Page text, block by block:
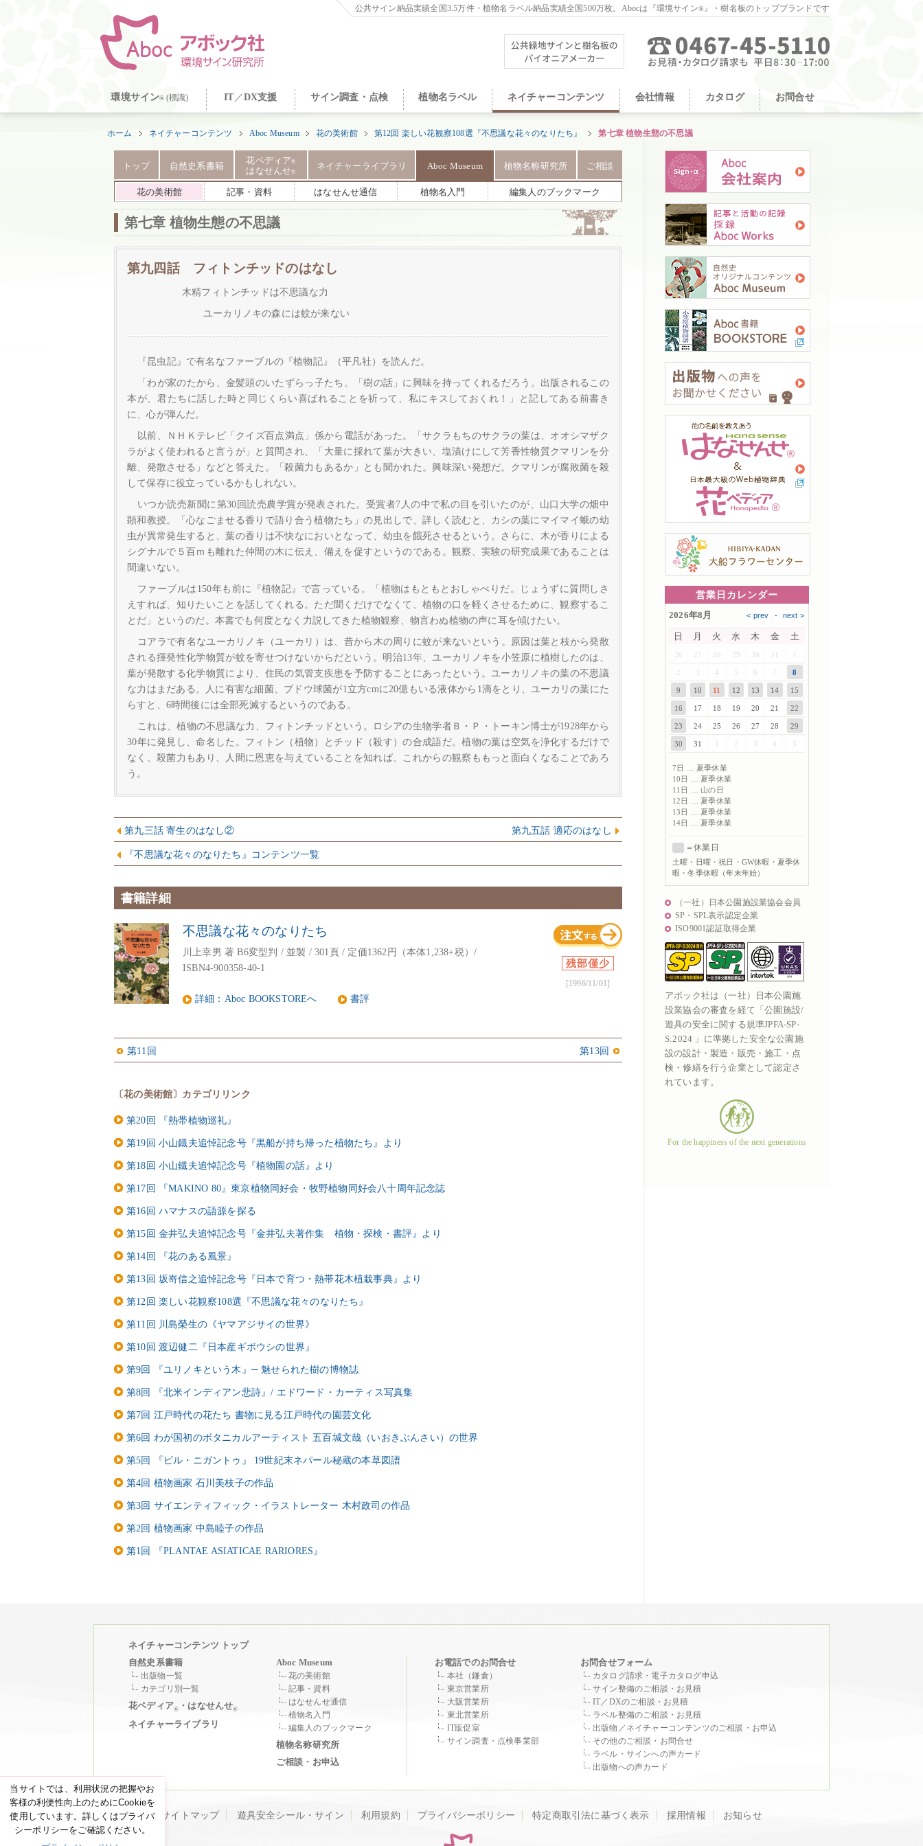
当サイトでは、利用状況の把握やお
客様の利便性向上のためにCookieを
使用しています。詳しくはプライバ
シーポリシーをご確認ください。
公共サイン納品実績全国3.5万件・植物名ラベル納品実績全国500万枚。Abocは『環境サイン® 』・樹名板のトップブランドです
環境サイン® (標識) IT ／DX支援 サイン調査・点検 植物名ラベル ネイチャーコンテンツ 会社情報 カタログ お問合せ
ホーム ネイチャーコンテンツ Aboc Museum 花の美術館 第12回 楽しい花観察108選『不思議な花々のなりたち』 第七章 植物生態の不思議
トップ 自然史系書籍
花ペディア®
はなせんせ®
ネイチャーライブラリ Aboc Museum 植物名称研究所 ご相談
花の美術館 記事・資料 はなせんせ通信 植物名入門 編集人のブックマーク
第七章 植物生態の不思議
第九四話 フィトンチッドのはなし
木精フィトンチッドは不思議な力
ユーカリノキの森には蚊が来ない
『昆虫記』で有名なファーブルの『植物記』（平凡社）を読んだ。
「わが家のたから、金髪頭のいたずらっ子たち。「樹の話」に興味を持ってくれるだろう。出版されるこの
本が、君たちに話した時と同じくらい喜ばれることを祈って、私にキスしておくれ！」と記してある前書き
に、心が弾んだ。
以前、ＮＨＫテレビ「クイズ百点満点」係から電話があった。「サクラもちのサクラの葉は、オオシマザク
ラがよく使われると言うが」と質問され、「大量に採れて葉が大きい、塩漬けにして芳香性物質クマリンを分
離、発散させる」などと答えた。「殺菌力もあるか」とも聞かれた。興味深い発想だ。クマリンが腐敗菌を殺
して保存に役立っているかもしれない。
いつか読売新聞に第30回読売農学賞が発表された。受賞者7人の中で私の目を引いたのが、山口大学の畑中
顕和教授。「心なごませる香りで語り合う植物たち」の見出しで、詳しく読むと、カシの葉にマイマイ蛾の幼
虫が異常発生すると、葉の香りは不快なにおいとなって、幼虫を餓死させるという。さらに、木が香りによる
シグナルで５百ｍも離れた仲間の木に伝え、備えを促すというのである。観察、実験の研究成果であることは
間違いない。
ファーブルは150年も前に『植物記』で言っている。「植物はもともとおしゃべりだ。じょうずに質問しさ
えすれば、知りたいことを話してくれる。ただ聞くだけでなくて、植物の口を軽くさせるために、観察するこ
とだ」というのだ。本書でも何度となく力説してきた植物観察、物言わぬ植物の声に耳を傾けたい。
コアラで有名なユーカリノキ（ユーカリ）は、昔から木の周りに蚊が来ないという。原因は葉と枝から発散
される揮発性化学物質が蚊を寄せつけないからだという。明治13年、ユーカリノキを小笠原に植樹したのは、
葉が発散する化学物質により、住民の気管支疾患を予防することにあったという。ユーカリノキの葉の不思議
な力はまだある。人に有害な細菌、ブドウ球菌が1立方cmに20億もいる液体から1滴をとり、ユーカリの葉にた
らすと、6時間後には全部死滅するというのである。
これは、植物の不思議な力、フィトンチッドという。ロシアの生物学者Ｂ・Ｐ・トーキン博士が1928年から
30年に発見し、命名した。フィトン（植物）とチッド（殺す）の合成語だ。植物の葉は空気を浄化するだけで
なく、殺菌力もあり、人間に恩恵を与えていることを知れば、これからの観察ももっと面白くなることであろ
う。
第九三話 寄生のはなし② 第九五話 適応のはなし
『不思議な花々のなりたち』コンテンツ一覧
書籍詳細
残部僅少
[1996/11/01]
不思議な花々のなりたち
川上幸男 著 B6変型判 / 並製 / 301頁 / 定価1362円（本体1,238+税）/
ISBN4-900358-40-1
詳細：Aboc BOOKSTOREへ 書評
第11回 第13回
〔花の美術館〕カテゴリリンク
第20回 『熱帯植物巡礼』
第19回 小山鐡夫追悼記念号『黒船が持ち帰った植物たち』より
第18回 小山鐡夫追悼記念号『植物園の話』より
第17回 『MAKINO 80』東京植物同好会・牧野植物同好会八十周年記念誌
第16回 ハマナスの語源を探る
第15回 金井弘夫追悼記念号『金井弘夫著作集 植物・探検・書評』より
第14回 『花のある風景』
第13回 坂嵜信之追悼記念号『日本で育つ・熱帯花木植栽事典』より
第12回 楽しい花観察108選『不思議な花々のなりたち』
第11回 川島榮生の《ヤマアジサイの世界》
第10回 渡辺健二『日本産ギボウシの世界』
第9回 『ユリノキという木』─ 魅せられた樹の博物誌
第8回 『北米インディアン悲詩』/ エドワード・カーティス写真集
第7回 江戸時代の花たち 書物に見る江戸時代の園芸文化
第6回 わが国初のボタニカルアーティスト 五百城文哉（いおきぶんさい）の世界
第5回 『ビル・ニガントゥ』 19世紀末ネパール秘蔵の本草図譜
第4回 植物画家 石川美枝子の作品
第3回 サイエンティフィック・イラストレーター 木村政司の作品
第2回 植物画家 中島睦子の作品
第1回 『PLANTAE ASIATICAE RARIORES』
営業日カレンダー
2026年8月
日 月 火 水 木 金 土
26 27 28 29 30 31 1
3 4 5 6 7 8
9 10 11 12 13 14 15
16 17 18 19 20 21 22
23 24 25 26 27 28 29
30 31 1 3 4 5
7日 … 夏季休業
10日 … 夏季休業
11日 … 山の日
12日 … 夏季休業
13日 … 夏季休業
14日 … 夏季休業
＝休業日
土曜 ・日曜・祝日・GW休暇・夏季休
暇・冬季休暇（年末年始）
（一社）日本公園施設業協会会員
SP・SPL表示認定企業
ISO9001認証取得企業
アボック社は（一社）日本公園施
設業協会の審査を経て「公園施設/
遊具の安全に関する規準JPFA-SP-
S:2024 」に準拠した安全な公園施
設の設計・製造・販売・施工・点
検・修繕を行う企業として認定さ
れています。
For the happiness of the next generations
ネイチャーコンテンツ トップ
自然史系書籍
出版物一覧
カテゴリ別一覧
花ペディア® ・はなせんせ®
ネイチャーライブラリ
Aboc Museum
花の美術館
記事・資料
はなせんせ通信
植物名入門
編集人のブックマーク
植物名称研究所
ご相談・お申込
お電話でのお問合せ
本社（鎌倉）
東京営業所
大阪営業所
東北営業所
IT販促室
サイン調査・点検事業部
お問合せフォーム
カタログ請求・電子カタログ申込
サイン整備のご相談・お見積
IT／DXのご相談・お見積
ラベル整備のご相談・お見積
出版物／ネイチャーコンテンツのご相談・お申込
その他のご相談・お問合せ
ラベル・サインへの声カード
出版物への声カード
サイトマップ 遊具安全シール・サイン 利用規約 プライバシーポリシー 特定商取引法に基づく表示 採用情報 お知らせ